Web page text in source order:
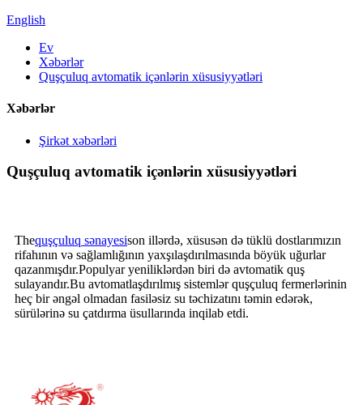
English
Ev
Xəbərlər
Quşçuluq avtomatik içənlərin xüsusiyyətləri
Xəbərlər
Şirkət xəbərləri
Quşçuluq avtomatik içənlərin xüsusiyyətləri
Thequşçuluq sənayesison illərdə, xüsusən də tüklü dostlarımızın
rifahının və sağlamlığının yaxşılaşdırılmasında böyük uğurlar
qazanmışdır.Populyar yeniliklərdən biri də avtomatik quş
sulayandır.Bu avtomatlaşdırılmış sistemlər quşçuluq fermerlərinin
heç bir əngəl olmadan fasiləsiz su təchizatını təmin edərək,
sürülərinə su çatdırma üsullarında inqilab etdi.